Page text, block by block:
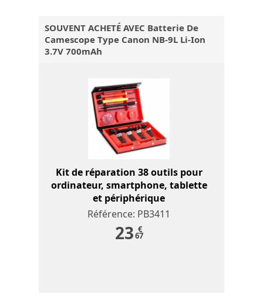
SOUVENT ACHETÉ AVEC Batterie De
Camescope Type Canon NB-9L Li-Ion
3.7V 700mAh
Kit de réparation 38 outils pour
ordinateur, smartphone, tablette
et périphérique
Référence: PB3411
23 €
67